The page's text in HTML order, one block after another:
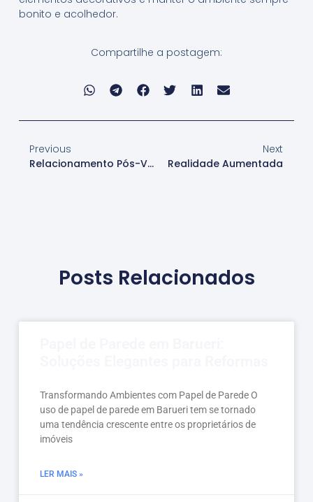
bonito e acolhedor.
Compartilhe a postagem:
Previous
Relacionamento Pós-Venda
Next
Realidade Aumentada
Posts Relacionados
Transformando Ambientes com Papel de Parede O
uso de papel de parede em Barueri tem se tornado
uma tendência crescente entre os proprietários de
imóveis
LER MAIS »